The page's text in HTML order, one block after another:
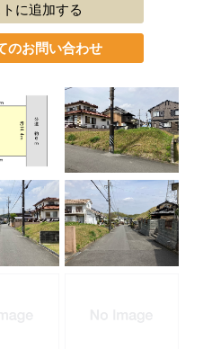
に追加する
のお問い合わせ